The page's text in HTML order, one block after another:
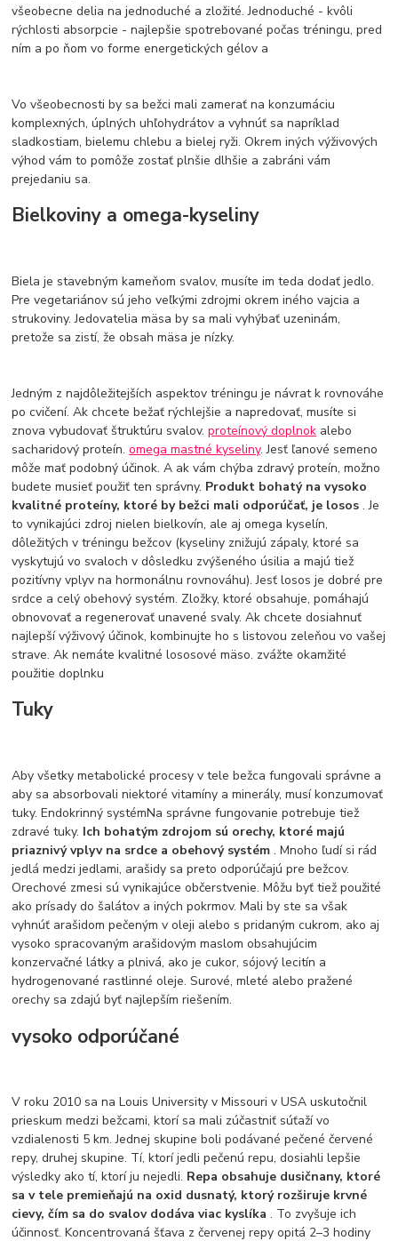
všeobecne delia na jednoduché a zložité. Jednoduché - kvôli
rýchlosti absorpcie - najlepšie spotrebované počas tréningu, pred
ním a po ňom vo forme energetických gélov a
Vo všeobecnosti by sa bežci mali zamerať na konzumáciu
komplexných, úplných uhľohydrátov a vyhnúť sa napríklad
sladkostiam, bielemu chlebu a bielej ryži. Okrem iných výživových
výhod vám to pomôže zostať plnšie dlhšie a zabráni vám
prejedaniu sa.
Bielkoviny a omega-kyseliny
Biela je stavebným kameňom svalov, musíte im teda dodať jedlo.
Pre vegetariánov sú jeho veľkými zdrojmi okrem iného vajcia a
strukoviny. Jedovatelia mäsa by sa mali vyhýbať uzeninám,
pretože sa zistí, že obsah mäsa je nízky.
Jedným z najdôležitejších aspektov tréningu je návrat k rovnováhe
po cvičení. Ak chcete bežať rýchlejšie a napredovať, musíte si
znova vybudovať štruktúru svalov.proteínový doplnok alebo
sacharidový proteín.omega mastné kyseliny. Jesť ľanové semeno
môže mať podobný účinok. A ak vám chýba zdravý proteín, možno
budete musieť použiť ten správny. Produkt bohatý na vysoko
kvalitné proteíny, ktoré by bežci mali odporúčať, je losos. Je
to vynikajúci zdroj nielen bielkovín, ale aj omega kyselín,
dôležitých v tréningu bežcov (kyseliny znižujú zápaly, ktoré sa
vyskytujú vo svaloch v dôsledku zvýšeného úsilia a majú tiež
pozitívny vplyv na hormonálnu rovnováhu). Jesť losos je dobré pre
srdce a celý obehový systém. Zložky, ktoré obsahuje, pomáhajú
obnovovať a regenerovať unavené svaly. Ak chcete dosiahnuť
najlepší výživový účinok, kombinujte ho s listovou zeleňou vo vašej
strave. Ak nemáte kvalitné lososové mäso. zvážte okamžité
použitie doplnku
Tuky
Aby všetky metabolické procesy v tele bežca fungovali správne a
aby sa absorbovali niektoré vitamíny a minerály, musí konzumovať
tuky. Endokrinný systémNa správne fungovanie potrebuje tiež
zdravé tuky. Ich bohatým zdrojom sú orechy, ktoré majú
priaznivý vplyv na srdce a obehový systém. Mnoho ľudí si rád
jedlá medzi jedlami, arašidy sa preto odporúčajú pre bežcov.
Orechové zmesi sú vynikajúce občerstvenie. Môžu byť tiež použité
ako prísady do šalátov a iných pokrmov. Mali by ste sa však
vyhnúť arašidom pečeným v oleji alebo s pridaným cukrom, ako aj
vysoko spracovaným arašidovým maslom obsahujúcim
konzervačné látky a plnivá, ako je cukor, sójový lecitín a
hydrogenované rastlinné oleje. Surové, mleté alebo pražené
orechy sa zdajú byť najlepším riešením.
vysoko odporúčané
V roku 2010 sa na Louis University v Missouri v USA uskutočnil
prieskum medzi bežcami, ktorí sa mali zúčastniť súťaží vo
vzdialenosti 5 km. Jednej skupine boli podávané pečené červené
repy, druhej skupine. Tí, ktorí jedli pečenú repu, dosiahli lepšie
výsledky ako tí, ktorí ju nejedli. Repa obsahuje dusičnany, ktoré
sa v tele premieňajú na oxid dusnatý, ktorý rozširuje krvné
cievy, čím sa do svalov dodáva viac kyslíka. To zvyšuje ich
účinnosť. Koncentrovaná šťava z červenej repy opitá 2–3 hodiny